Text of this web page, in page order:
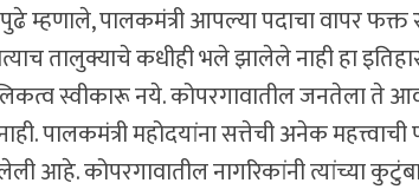
म्हणाले, पालकमंत्री आपल्या पदाचा वापर
तालुक्याचे कधीही भले झालेले नाही हा
स्वीकारू नये. कोपरगावातील जनतेला ते
पालकमंत्री महोदयांना सत्तेची अनेक
आहे. कोपरगावातील नागरिकांनी त्यांच्या